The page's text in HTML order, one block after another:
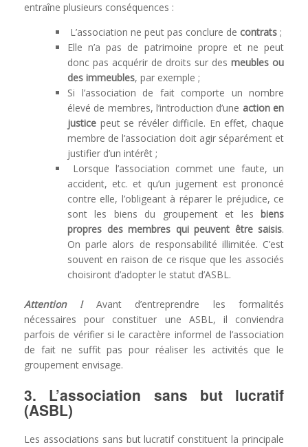
entraîne plusieurs conséquences :
L’association ne peut pas conclure de contrats ;
Elle n’a pas de patrimoine propre et ne peut
donc pas acquérir de droits sur des meubles ou
des immeubles, par exemple ;
Si l’association de fait comporte un nombre
élevé de membres, l’introduction d’une action en
justice peut se révéler difficile. En effet, chaque
membre de l’association doit agir séparément et
justifier d’un intérêt ;
Lorsque l’association commet une faute, un
accident, etc. et qu’un jugement est prononcé
contre elle, l’obligeant à réparer le préjudice, ce
sont les biens du groupement et les biens
propres des membres qui peuvent être saisis.
On parle alors de responsabilité illimitée. C’est
souvent en raison de ce risque que les associés
choisiront d’adopter le statut d’ASBL.
Attention !Avant d’entreprendre les formalités
nécessaires pour constituer une ASBL, il conviendra
parfois de vérifier si le caractère informel de l’association
de fait ne suffit pas pour réaliser les activités que le
groupement envisage.
3. L’association sans but lucratif
(ASBL)
Les associations sans but lucratif constituent la principale